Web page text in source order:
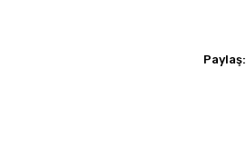
Paylaş: